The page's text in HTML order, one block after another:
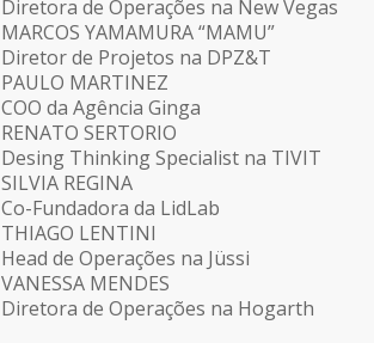
Diretora de Operações na New Vegas
MARCOS YAMAMURA “MAMU”
Diretor de Projetos na DPZ&T
PAULO MARTINEZ
COO da Agência Ginga
RENATO SERTORIO
Desing Thinking Specialist na TIVIT
SILVIA REGINA
Co-Fundadora da LidLab
THIAGO LENTINI
Head de Operações na Jüssi
VANESSA MENDES
Diretora de Operações na Hogarth